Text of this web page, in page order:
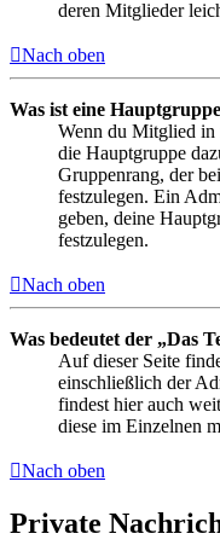
deren Mitglieder
Nach oben
Was ist eine
Wenn du Mitglied in
die Hauptgruppe
Gruppenrang, der
festzulegen. Ein
geben, deine
festzulegen.
Nach oben
Was bedeutet der „Das
Auf dieser Seite
einschließlich der
findest hier auch
diese im Einzelnen
Nach oben
Private